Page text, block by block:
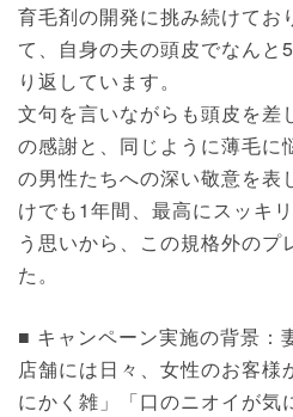
育毛剤の開発に挑み続けてお
て、自身の夫の頭皮でなんと
り返しています。
文句を言いながらも頭皮を差
の感謝と、同じように薄毛に
の男性たちへの深い敬意を表
けでも1年間、最高にスッキ
う思いから、この規格外のプ
た。
■ キャンペーン実施の背景：
店舗には日々、女性のお客様
にかく雑」「口のニオイが気